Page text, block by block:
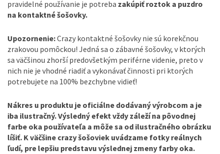
pravidelné používanie je potreba zakúpiť roztok a puzdro
na kontaktné šošovky.
Upozornenie:Crazy kontaktné šošovky nie sú korekčnou
zrakovou pomôckou! Jedná sa o zábavné šošovky, v ktorých
sa väčšinou zhorší predovšetkým periférne videnie, preto v
nich nie je vhodné riadiť a vykonávať činnosti pri ktorých
potrebujete na 100% bezchybne vidieť!
Nákres u produktu je oficiálne dodávaný výrobcom a je
iba ilustračný. Výsledný efekt vždy záleží na pôvodnej
farbe oka používateľa a môže sa od ilustračného obrázku
líšiť. K väčšine crazy šošoviek uvádzame fotky reálnych
ľudí, pre lepšiu predstavu výslednej zmeny farby oka.